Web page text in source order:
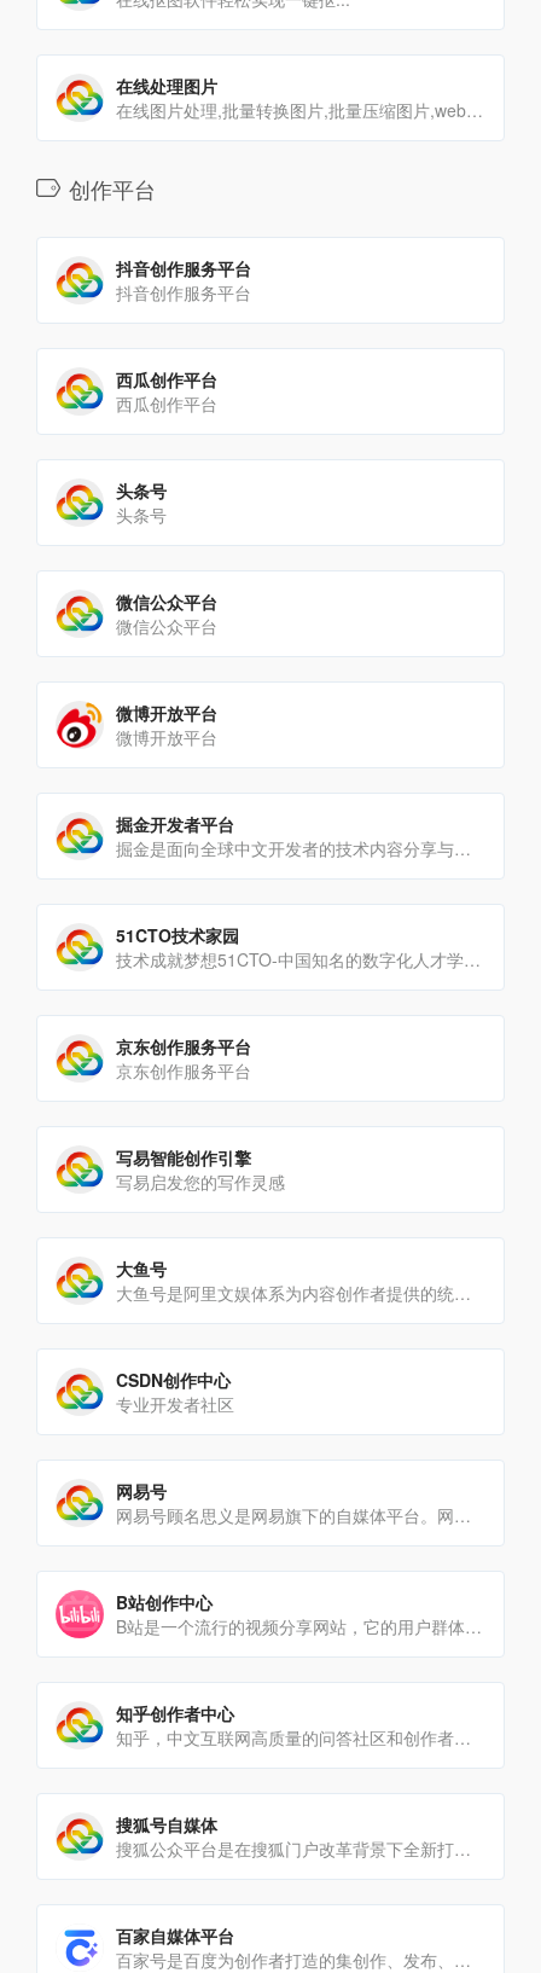
在线处理图片
在线图片处理,批量转换图片,批量压缩图片,webp转jpg,视频转gif,gif转webp,更快更安全，100[…]
创作平台
抖音创作服务平台
抖音创作服务平台
西瓜创作平台
西瓜创作平台
头条号
头条号
微信公众平台
微信公众平台
微博开放平台
微博开放平台
掘金开发者平台
掘金是面向全球中文开发者的技术内容分享与交流平台。我们通过技术文章、沸点、课程、直播等产品和服务，打造一个激发[…]
51CTO技术家园
技术成就梦想51CTO-中国知名的数字化人才学习平台和技术社区
京东创作服务平台
京东创作服务平台
写易智能创作引擎
写易启发您的写作灵感
大鱼号
大鱼号是阿里文娱体系为内容创作者提供的统一账号。大鱼号实现了阿里文娱体系一点接入，多点分发。内容创作者一点接入[…]
CSDN创作中心
专业开发者社区
网易号
网易号顾名思义是网易旗下的自媒体平台。网易号的阅读量在各平台中属于中档.
B站创作中心
B站是一个流行的视频分享网站，它的用户群体非常广泛，从年轻的学生到职场人士都有。作为一个视频分享平台，B站可以[…]
知乎创作者中心
知乎，中文互联网高质量的问答社区和创作者聚集的原创内容平台，于2011年1月正式上线，以「让人们更好的[…]
搜狐号自媒体
搜狐公众平台是在搜狐门户改革背景下全新打造的分类内容的入驻、发布和分发全平台，是集中搜狐网、手机搜狐网以及搜狐[…]
百家自媒体平台
百家号是百度为创作者打造的集创作、发布、变现于一体的内容创作平台，也是众多企业实现营销转化的运营新阵地